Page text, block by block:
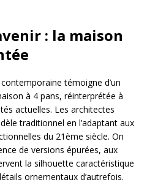
: la maison
contemporaine témoigne d’un
à 4 pans, réinterprétée à
actuelles. Les architectes
traditionnel en l’adaptant aux
du 21ème siècle. On
de versions épurées, aux
la silhouette caractéristique
ornementaux d’autrefois.